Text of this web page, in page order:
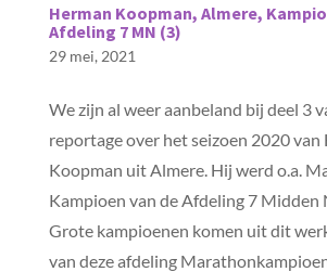
Herman Koopman, Almere,
Afdeling 7 MN (3)
29 mei, 2021
We zijn al weer aanbeland bij deel 3
reportage over het seizoen 2020 van
Koopman uit Almere. Hij werd o.a.
Kampioen van de Afdeling 7 Midden
Grote kampioenen komen uit dit
van deze afdeling Marathonkampioen